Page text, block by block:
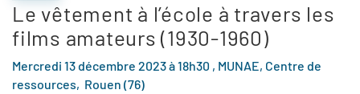
Le vêtement à l’école à travers les
films amateurs (1930-1960)
Mercredi 13 décembre 2023 à 18h30 , MUNAE, Centre de
ressources, Rouen (76)